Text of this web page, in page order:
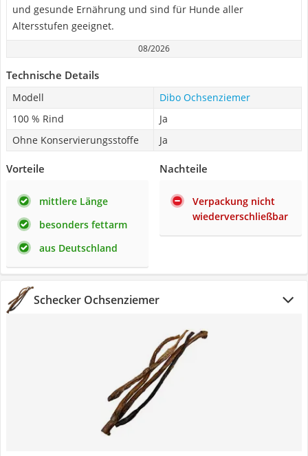
und gesunde Ernährung und sind für Hunde aller
Altersstufen geeignet.
08/2026
Technische Details
Modell
Dibo Ochsenziemer
100 % Rind
Ja
Ohne Konservierungsstoffe
Ja
Vorteile
mittlere Länge
besonders fettarm
aus Deutschland
Nachteile
Verpackung nicht
wiederverschließbar
Schecker Ochsenziemer